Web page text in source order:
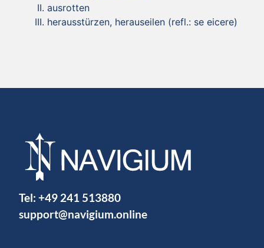
ausrotten
herausstürzen, herauseilen (refl.: se eicere)
Tel: +49 241 513880
support@navigium.online